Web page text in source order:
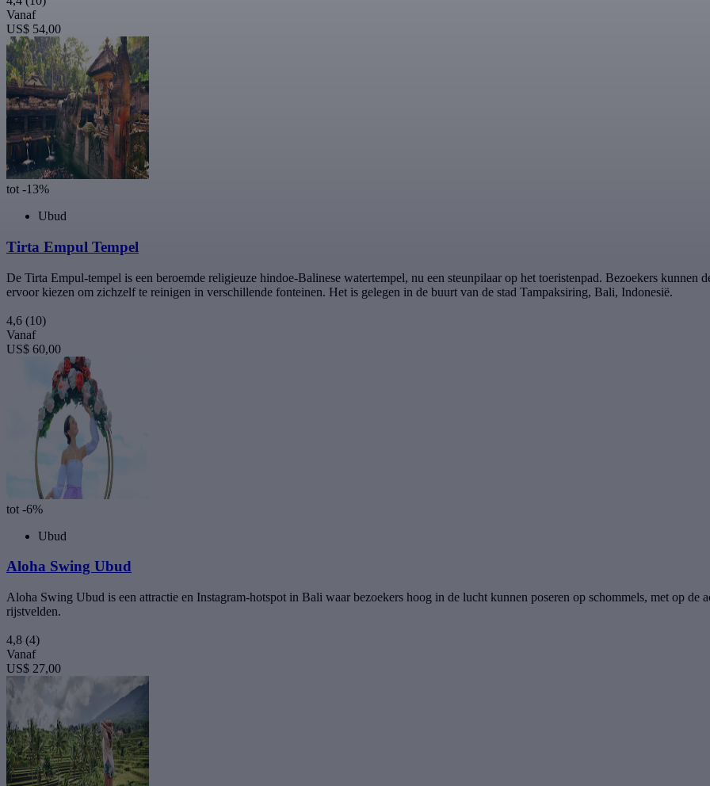
Vanaf
US$ 54,00
tot -13%
Ubud
Tirta Empul Tempel
De Tirta Empul-tempel is een beroemde religieuze hindoe-Balinese watertempel, nu een steunpilaar op het toeristenpad. Bezoekers kunnen
ervoor kiezen om zichzelf te reinigen in verschillende fonteinen. Het is gelegen in de buurt van de stad Tampaksiring, Bali, Indonesië.
4,6 (10)
Vanaf
US$ 60,00
tot -6%
Ubud
Aloha Swing Ubud
Aloha Swing Ubud is een attractie en Instagram-hotspot in Bali waar bezoekers hoog in de lucht kunnen poseren op schommels, met op de
rijstvelden.
4,8 (4)
Vanaf
US$ 27,00